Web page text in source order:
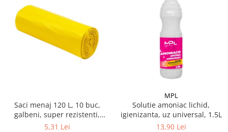
Saci menaj 120 L, 10 buc,
galbeni, super rezistenti,
LDPE
5,31 Lei
MPL
Solutie amoniac lichid,
igienizanta, uz universal, 1.5L
13,90 Lei